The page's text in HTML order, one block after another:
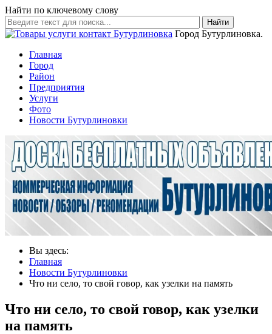
Найти по ключевому слову
Найти
Город Бутурлиновка.
Главная
Город
Район
Предприятия
Услуги
Фото
Новости Бутурлиновки
Вы здесь:
Главная
Новости Бутурлиновки
Что ни село, то свой говор, как узелки на память
Что ни село, то свой говор, как узелки
на память